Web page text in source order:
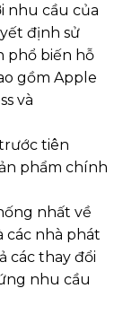
nhu cầu của
định sử
phổ biến hỗ
gồm Apple
và
tiên
phẩm chính
nhất về
các nhà phát
các thay đổi
nhu cầu